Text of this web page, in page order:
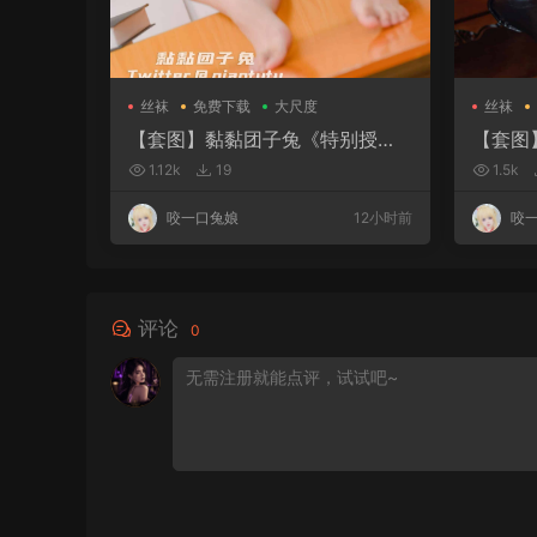
丝袜 免费下载 大尺度
【套图】黏黏团子兔《特别授
课》1.12k 19
咬一口兔娘 12小时前
丝袜
【套
1.5k
咬
评论 0